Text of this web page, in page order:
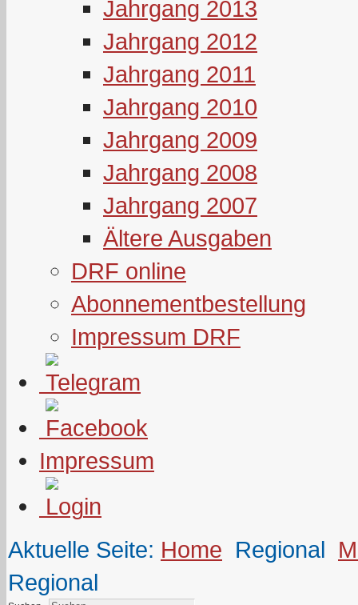
Jahrgang 2013
Jahrgang 2012
Jahrgang 2011
Jahrgang 2010
Jahrgang 2009
Jahrgang 2008
Jahrgang 2007
Ältere Ausgaben
DRF online
Abonnementbestellung
Impressum DRF
Impressum
Aktuelle Seite: Home Regional
Regional